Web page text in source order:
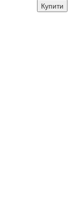
Купити